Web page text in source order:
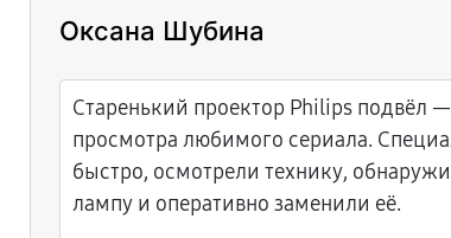
Оксана Шубина
Старенький проектор Philips подвёл
просмотра любимого сериала.
быстро, осмотрели технику,
лампу и оперативно заменили её.